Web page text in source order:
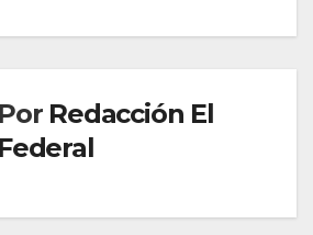
Por Redacción El
Federal